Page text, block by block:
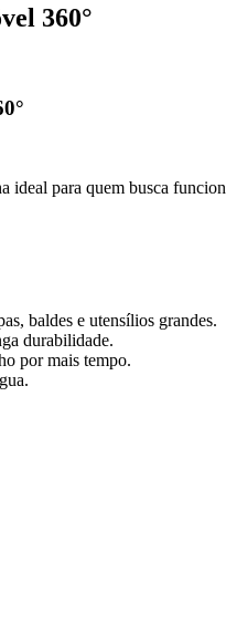
360°
ideal para quem busca
baldes e utensílios grandes.
durabilidade.
por mais tempo.